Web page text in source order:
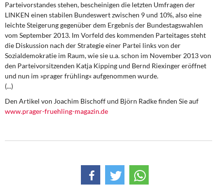
Weitere Themen
Memo-Gruppe
Institut Solidarische Moderne
Rosa-Luxemburg-Stiftung
Über mich
Parteivorstandes stehen, bescheinigen die letzten Umfragen der
LINKEN einen stabilen Bundeswert zwischen 9 und 10%, also eine
leichte Steigerung gegenüber dem Ergebnis der Bundestagswahlen
vom September 2013. Im Vorfeld des kommenden Parteitages steht
die Diskussion nach der Strategie einer Partei links von der
Sozialdemokratie im Raum, wie sie u.a. schon im November 2013 von
den Parteivorsitzenden Katja Kipping und Bernd Riexinger eröffnet
und nun im »prager frühling« aufgenommen wurde.
(...)
Den Artikel von Joachim Bischoff und Björn Radke finden Sie auf
www.prager-fruehling-magazin.de